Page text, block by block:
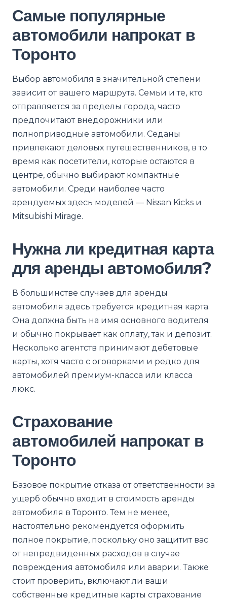
Самые популярные
автомобили напрокат в
Торонто
Выбор автомобиля в значительной степени
зависит от вашего маршрута. Семьи и те, кто
отправляется за пределы города, часто
предпочитают внедорожники или
полноприводные автомобили. Седаны
привлекают деловых путешественников, в то
время как посетители, которые остаются в
центре, обычно выбирают компактные
автомобили. Среди наиболее часто
арендуемых здесь моделей — Nissan Kicks и
Mitsubishi Mirage.
Нужна ли кредитная карта
для аренды автомобиля?
В большинстве случаев для аренды
автомобиля здесь требуется кредитная карта.
Она должна быть на имя основного водителя
и обычно покрывает как оплату, так и депозит.
Несколько агентств принимают дебетовые
карты, хотя часто с оговорками и редко для
автомобилей премиум-класса или класса
люкс.
Страхование
автомобилей напрокат в
Торонто
Базовое покрытие отказа от ответственности за
ущерб обычно входит в стоимость аренды
автомобиля в Торонто. Тем не менее,
настоятельно рекомендуется оформить
полное покрытие, поскольку оно защитит вас
от непредвиденных расходов в случае
повреждения автомобиля или аварии. Также
стоит проверить, включают ли ваши
собственные кредитные карты страхование